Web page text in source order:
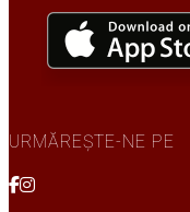
URMĂREȘTE-NE PE